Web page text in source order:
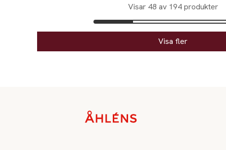
Visar 48 av 194 produkter
Visa fler